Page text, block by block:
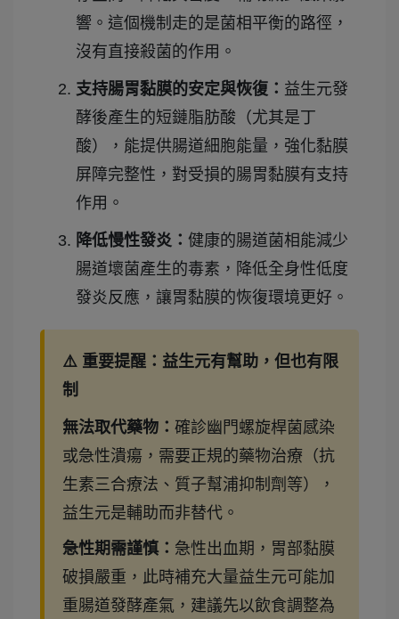
響。這個機制走的是菌相平衡的路徑，
沒有直接殺菌的作用。
支持腸胃黏膜的安定與恢復： 益生元發
酵後產生的短鏈脂肪酸（尤其是丁
酸），能提供腸道細胞能量，強化黏膜
屏障完整性，對受損的腸胃黏膜有支持
作用。
降低慢性發炎： 健康的腸道菌相能減少
腸道壞菌產生的毒素，降低全身性低度
發炎反應，讓胃黏膜的恢復環境更好。
⚠️ 重要提醒：益生元有幫助，但也有限
制
無法取代藥物： 確診幽門螺旋桿菌感染
或急性潰瘍，需要正規的藥物治療（抗
生素三合療法、質子幫浦抑制劑等），
益生元是輔助而非替代。
急性期需謹慎： 急性出血期，胃部黏膜
破損嚴重，此時補充大量益生元可能加
重腸道發酵產氣，建議先以飲食調整為